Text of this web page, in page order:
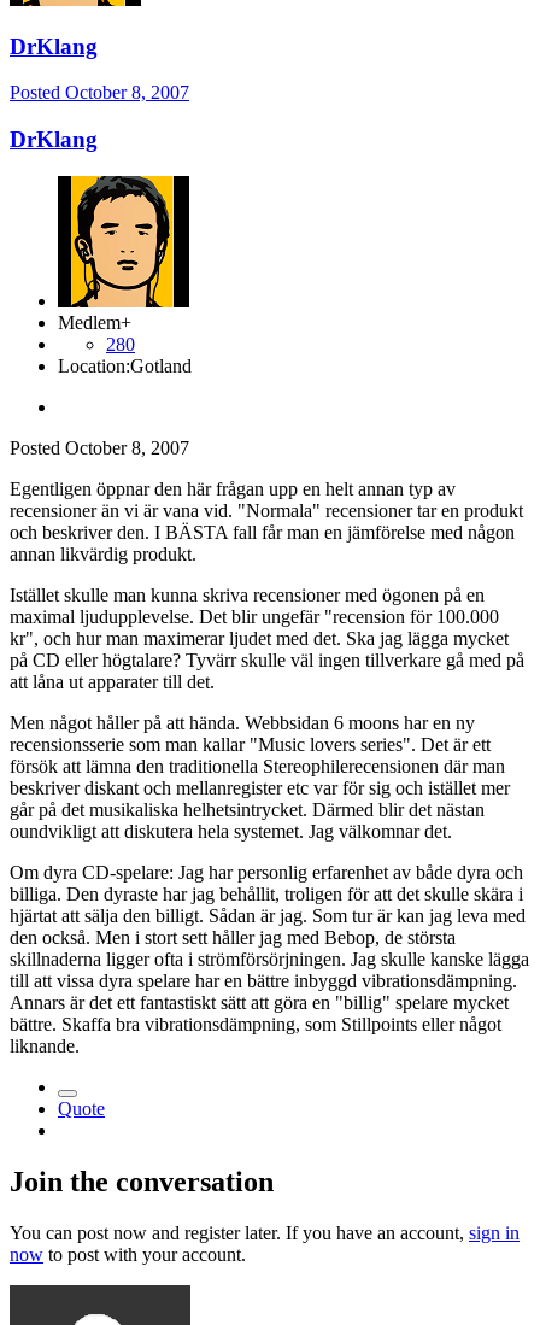
DrKlang
Posted October 8, 2007
DrKlang
Medlem+
280
Location:Gotland
Posted October 8, 2007
Egentligen öppnar den här frågan upp en helt annan typ av
recensioner än vi är vana vid. "Normala" recensioner tar en produkt
och beskriver den. I BÄSTA fall får man en jämförelse med någon
annan likvärdig produkt.
Istället skulle man kunna skriva recensioner med ögonen på en
maximal ljudupplevelse. Det blir ungefär "recension för 100.000
kr", och hur man maximerar ljudet med det. Ska jag lägga mycket
på CD eller högtalare? Tyvärr skulle väl ingen tillverkare gå med på
att låna ut apparater till det.
Men något håller på att hända. Webbsidan 6 moons har en ny
recensionsserie som man kallar "Music lovers series". Det är ett
försök att lämna den traditionella Stereophilerecensionen där man
beskriver diskant och mellanregister etc var för sig och istället mer
går på det musikaliska helhetsintrycket. Därmed blir det nästan
oundvikligt att diskutera hela systemet. Jag välkomnar det.
Om dyra CD-spelare: Jag har personlig erfarenhet av både dyra och
billiga. Den dyraste har jag behållit, troligen för att det skulle skära i
hjärtat att sälja den billigt. Sådan är jag. Som tur är kan jag leva med
den också. Men i stort sett håller jag med Bebop, de största
skillnaderna ligger ofta i strömförsörjningen. Jag skulle kanske lägga
till att vissa dyra spelare har en bättre inbyggd vibrationsdämpning.
Annars är det ett fantastiskt sätt att göra en "billig" spelare mycket
bättre. Skaffa bra vibrationsdämpning, som Stillpoints eller något
liknande.
Quote
Join the conversation
You can post now and register later. If you have an account, sign in
now to post with your account.